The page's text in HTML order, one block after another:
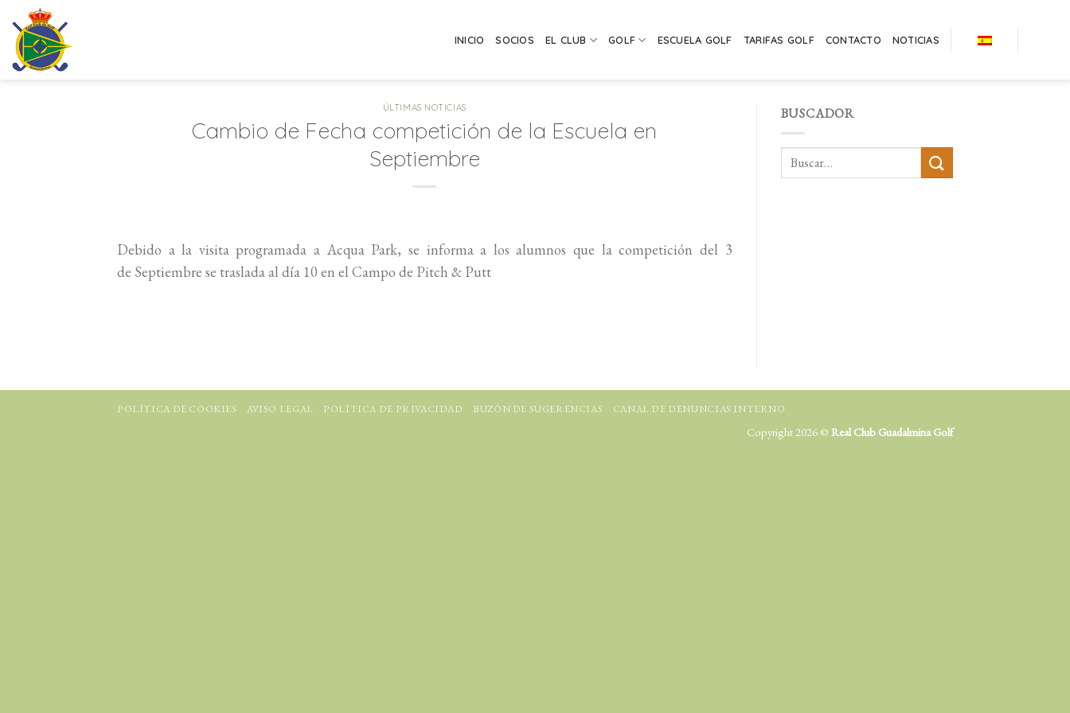
contenido
INICIO SOCIOS EL CLUB GOLF ESCUELA GOLF TARIFAS GOLF CONTACTO NOTICIAS
ÚLTIMAS NOTICIAS
Cambio de Fecha competición de la Escuela en
Septiembre
Debido a la visita programada a Acqua Park, se informa a los alumnos que la competición del 3
de Septiembre se traslada al día 10 en el Campo de Pitch & Putt
BUSCADOR
POLÍTICA DE COOKIES AVISO LEGAL POLÍTICA DE PRIVACIDAD BUZÓN DE SUGERENCIAS CANAL DE DENUNCIAS INTERNO
Copyright 2026 © Real Club Guadalmina Golf